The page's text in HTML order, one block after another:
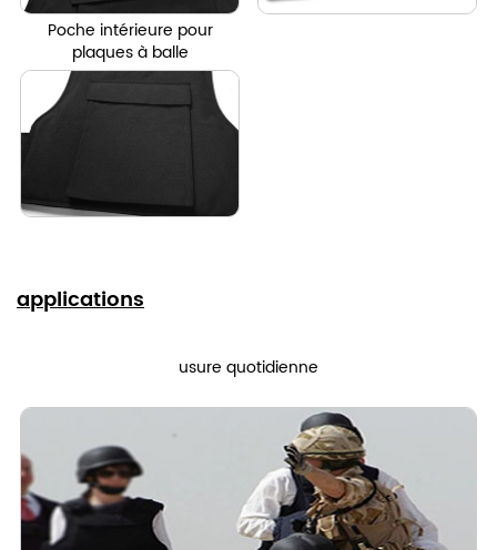
Poche intérieure pour
plaques à balle
applications
usure quotidienne